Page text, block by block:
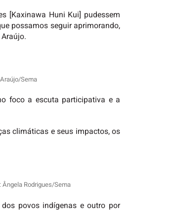
[Kaxinawa Huni Kui] pudessem
possamos seguir aprimorando,
Sema
foco a escuta participativa e a
climáticas e seus impactos, os
Rodrigues/Sema
povos indígenas e outro por